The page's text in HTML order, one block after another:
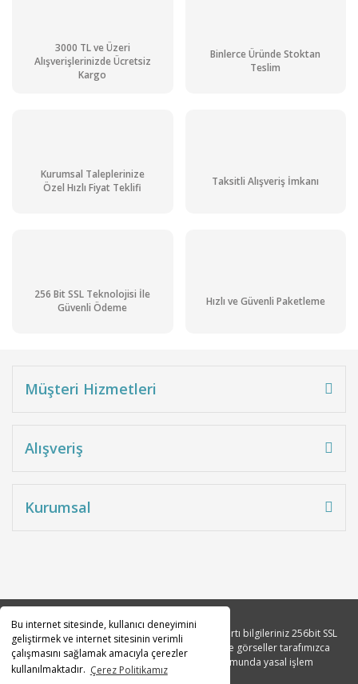
Bu internet sitesinde, kullanıcı deneyimini
geliştirmek ve internet sitesinin verimli
çalışmasını sağlamak amacıyla çerezler
kullanılmaktadır. Çerez Politikamız
3000 TL ve Üzeri
Alışverişlerinizde Ücretsiz
Kargo
Binlerce Üründe Stoktan
Teslim
Kurumsal Taleplerinize
Özel Hızlı Fiyat Teklifi
Taksitli Alışveriş İmkanı
256 Bit SSL Teknolojisi İle
Güvenli Ödeme
Hızlı ve Güvenli Paketleme
Müşteri Hizmetleri
Alışveriş
Kurumsal
Copyright 2010© Tüm hakları saklıdır. Kredi kartı bilgileriniz 256bit SSL
sertifikası ile korunmaktadır. Tüm açıklama ve görseller tarafımızca
tasarlanmıştır. İzinsiz kopyalanması durumunda yasal işlem
başlatılacaktır.